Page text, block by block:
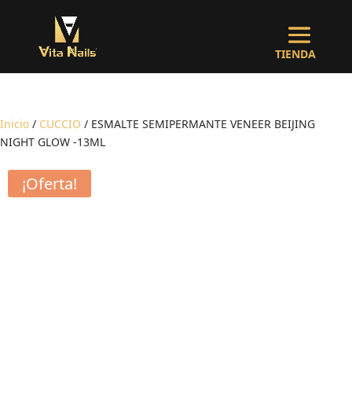
Inicio / CUCCIO / ESMALTE SEMIPERMANTE VENEER BEIJING
NIGHT GLOW -13ML
¡Oferta!